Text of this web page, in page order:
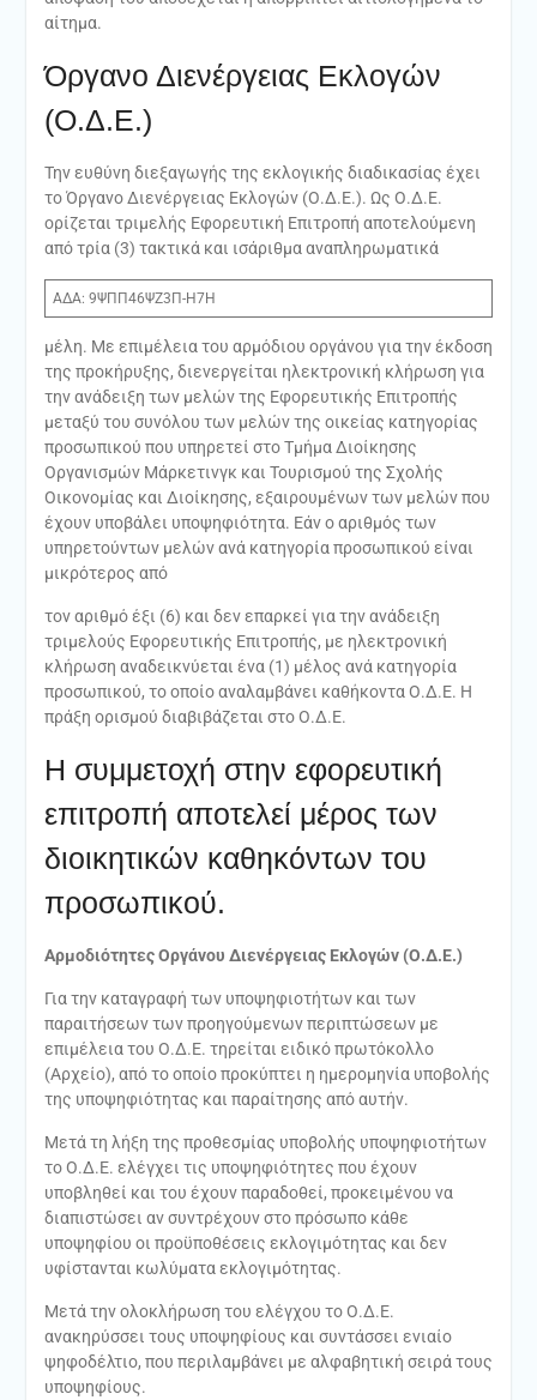
αίτημα.
Όργανο Διενέργειας Εκλογών
(Ο.Δ.Ε.)
Την ευθύνη διεξαγωγής της εκλογικής διαδικασίας έχει
το Όργανο Διενέργειας Εκλογών (Ο.Δ.Ε.). Ως Ο.Δ.Ε.
ορίζεται τριμελής Εφορευτική Επιτροπή αποτελούμενη
από τρία (3) τακτικά και ισάριθμα αναπληρωματικά
ΑΔΑ: 9ΨΠΠ46ΨΖ3Π-Η7Η
μέλη. Με επιμέλεια του αρμόδιου οργάνου για την έκδοση
της προκήρυξης, διενεργείται ηλεκτρονική κλήρωση για
την ανάδειξη των μελών της Εφορευτικής Επιτροπής
μεταξύ του συνόλου των μελών της οικείας κατηγορίας
προσωπικού που υπηρετεί στο Τμήμα Διοίκησης
Οργανισμών Μάρκετινγκ και Τουρισμού της Σχολής
Οικονομίας και Διοίκησης, εξαιρουμένων των μελών που
έχουν υποβάλει υποψηφιότητα. Εάν ο αριθμός των
υπηρετούντων μελών ανά κατηγορία προσωπικού είναι
μικρότερος από
τον αριθμό έξι (6) και δεν επαρκεί για την ανάδειξη
τριμελούς Εφορευτικής Επιτροπής, με ηλεκτρονική
κλήρωση αναδεικνύεται ένα (1) μέλος ανά κατηγορία
προσωπικού, το οποίο αναλαμβάνει καθήκοντα Ο.Δ.Ε. Η
πράξη ορισμού διαβιβάζεται στο Ο.Δ.Ε.
Η συμμετοχή στην εφορευτική
επιτροπή αποτελεί μέρος των
διοικητικών καθηκόντων του
προσωπικού.
Αρμοδιότητες Οργάνου Διενέργειας Εκλογών (Ο.Δ.Ε.)
Για την καταγραφή των υποψηφιοτήτων και των
παραιτήσεων των προηγούμενων περιπτώσεων με
επιμέλεια του Ο.Δ.Ε. τηρείται ειδικό πρωτόκολλο
(Αρχείο), από το οποίο προκύπτει η ημερομηνία υποβολής
της υποψηφιότητας και παραίτησης από αυτήν.
Μετά τη λήξη της προθεσμίας υποβολής υποψηφιοτήτων
το Ο.Δ.Ε. ελέγχει τις υποψηφιότητες που έχουν
υποβληθεί και του έχουν παραδοθεί, προκειμένου να
διαπιστώσει αν συντρέχουν στο πρόσωπο κάθε
υποψηφίου οι προϋποθέσεις εκλογιμότητας και δεν
υφίστανται κωλύματα εκλογιμότητας.
Μετά την ολοκλήρωση του ελέγχου το Ο.Δ.Ε.
ανακηρύσσει τους υποψηφίους και συντάσσει ενιαίο
ψηφοδέλτιο, που περιλαμβάνει με αλφαβητική σειρά τους
υποψηφίους.